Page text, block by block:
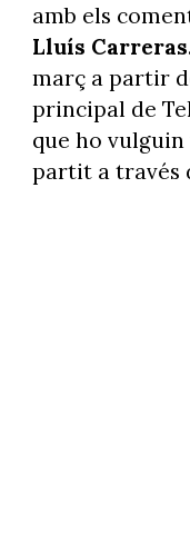
amb els
Lluís Carreras
març a partir
principal de
que ho
partit a través